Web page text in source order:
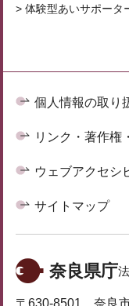
> 体験型あいサポータ
個人情報の取り
リンク・著作権
ウェブアクセシ
サイトマップ
奈良県庁